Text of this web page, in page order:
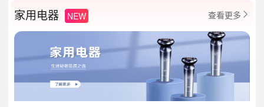
家用电器 NEW 查看更多 